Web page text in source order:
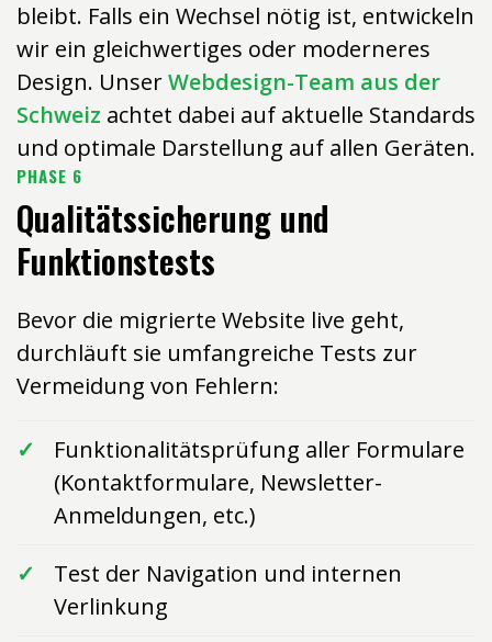
bleibt. Falls ein Wechsel nötig ist, entwickeln
wir ein gleichwertiges oder moderneres
Design. UnserWebdesign-Team aus der
Schweiz achtet dabei auf aktuelle Standards
und optimale Darstellung auf allen Geräten.
PHASE 6
Qualitätssicherung und
Funktionstests
Bevor die migrierte Website live geht,
durchläuft sie umfangreiche Tests zur
Vermeidung von Fehlern:
Funktionalitätsprüfung aller Formulare
(Kontaktformulare, Newsletter-
Anmeldungen, etc.)
Test der Navigation und internen
Verlinkung